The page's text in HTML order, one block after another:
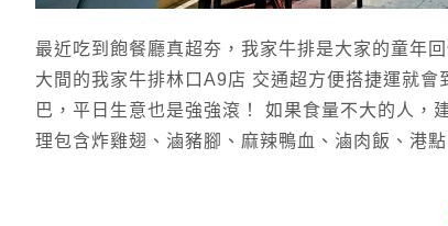
最近吃到飽餐廳真超夯，我家牛排是大家的童年
大間的我家牛排林口A9店 交通超方便搭捷運就
巴，平日生意也是強強滾！ 如果食量不大的人
理包含炸雞翅、滷豬腳、麻辣鴨血、滷肉飯、港